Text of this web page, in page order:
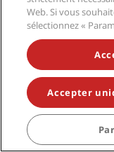
DONNÉES
Radisson Hospitality
en tant que
de Réservation et les
système central de
marketing de
Web. Si vous
sélectionnez «
Accepter